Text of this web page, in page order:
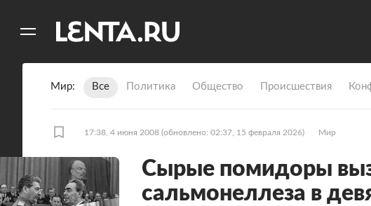
Мир Все Политика Общество Происшествия
17:38, 4 июня 2008 (обновлено: 02:37, 15 февраля 2026) Мир
Сырые помидоры
сальмонеллеза в